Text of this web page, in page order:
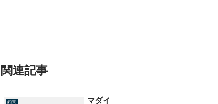
関連記事
釣果 マダイ